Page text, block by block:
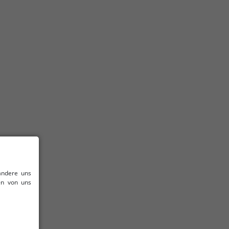
uns
von uns